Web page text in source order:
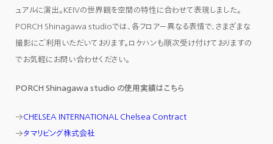
ュアルに演出。KEIVの世界観を空間の特性に合わせて表現しました。
PORCH Shinagawa studioでは、各フロアー異なる表情で、さまざまな
撮影にご利用いただいております。ロケハンも順次受け付けておりますの
でお気軽にお問い合わせください。
PORCH Shinagawa studio の使用実績はこちら
→CHELSEA INTERNATIONAL Chelsea Contract
→タマリビング株式会社